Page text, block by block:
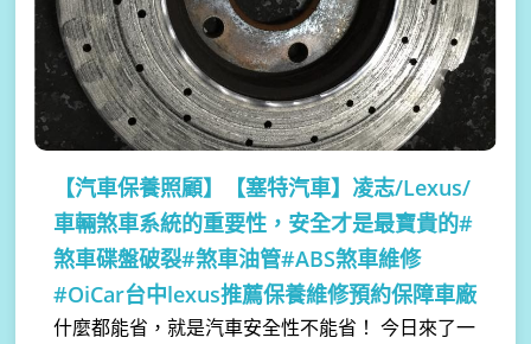
【汽車保養照顧】
【塞特汽車】凌志/Lexus/
車輛煞車系統的重要性，安全才是最寶貴的#
煞車碟盤破裂#煞車油管#ABS煞車維修
#OiCar台中lexus推薦保養維修預約保障車廠
什麼都能省，就是汽車安全性不能省！ 今日來了一